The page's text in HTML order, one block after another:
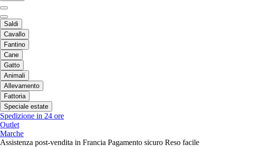
Saldi
Cavallo
Fantino
Cane
Gatto
Animali
Allevamento
Fattoria
Speciale estate
Spedizione in 24 ore
Outlet
Marche
Assistenza post-vendita in Francia Pagamento sicuro Reso facile